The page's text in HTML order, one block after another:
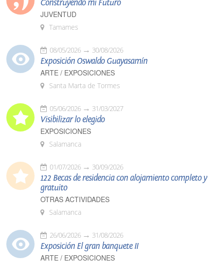
Construyendo mi Futuro
JUVENTUD
Tamames
08/05/2026 30/08/2026
Exposición Oswaldo Guayasamín
ARTE / EXPOSICIONES
Santa Marta de Tormes
05/06/2026 31/03/2027
Visibilizar lo elegido
EXPOSICIONES
Salamanca
01/07/2026 30/09/2026
122 Becas de residencia con alojamiento completo y
gratuito
OTRAS ACTIVIDADES
Salamanca
26/06/2026 31/08/2026
Exposición El gran banquete II
ARTE / EXPOSICIONES